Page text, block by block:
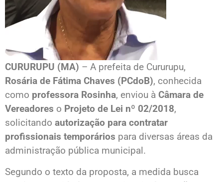
CURURUPU (MA) – A prefeita de Cururupu,
Rosária de Fátima Chaves (PCdoB), conhecida
como professora Rosinha, enviou à Câmara de
Vereadores o Projeto de Lei nº 02/2018,
solicitando autorização para contratar
profissionais temporários para diversas áreas da
administração pública municipal.
Segundo o texto da proposta, a medida busca